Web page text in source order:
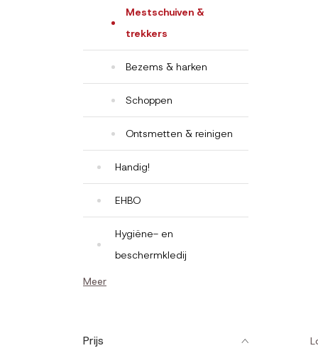
Mestschuiven &
trekkers
Bezems & harken
Schoppen
Ontsmetten & reinigen
Handig!
EHBO
Hygiëne- en
beschermkledij
Meer
Prijs